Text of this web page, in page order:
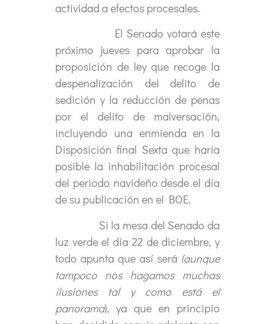
actividad a efectos procesales.
El Senado votará este
próximo jueves para aprobar la
proposición de ley que recoge la
despenalización del delito de
sedición y la reducción de penas
por el delito de malversación,
incluyendo una enmienda en la
Disposición final Sexta que haría
posible la inhabilitación procesal
del periodo navideño desde el día
de su publicación en el BOE.
Si la mesa del Senado da
luz verde el día 22 de diciembre, y
todo apunta que así será (aunque
tampoco nos hagamos muchas
ilusiones tal y como está el
panorama), ya que en principio